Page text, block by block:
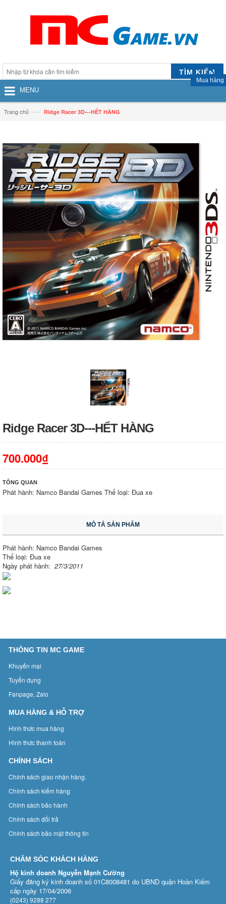
TÌM KIẾM
Mua hàng
MENU
Trang chủ —› Ridge Racer 3D---HẾT HÀNG
Ridge Racer 3D---HẾT HÀNG
700.000₫
TỔNG QUAN
Phát hành: Namco Bandai Games Thể loại: Đua xe
MÔ TẢ SẢN PHẨM
Phát hành: Namco Bandai Games
Thể loại: Đua xe
Ngày phát hành: 27/3/2011
THÔNG TIN MC GAME
Khuyến mại
Tuyển dụng
Fanpage, Zalo
MUA HÀNG & HỖ TRỢ
Hình thức mua hàng
Hình thức thanh toán
CHÍNH SÁCH
Chính sách giao nhận hàng.
Chính sách kiểm hàng
Chính sách bảo hành
Chính sách đổi trả
Chính sách bảo mật thông tin
CHĂM SÓC KHÁCH HÀNG
Hộ kinh doanh Nguyễn Mạnh Cường
Giấy đăng ký kinh doanh số 01C8008481 do UBND quận Hoàn Kiếm
cấp ngày 17/04/2006
(0243) 9288 277